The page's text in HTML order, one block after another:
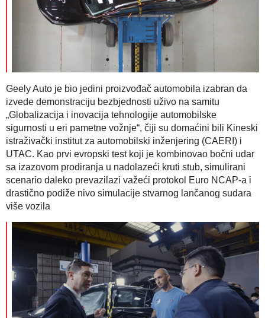
Geely Auto je bio jedini proizvođač automobila izabran da
izvede demonstraciju bezbjednosti uživo na samitu
„Globalizacija i inovacija tehnologije automobilske
sigurnosti u eri pametne vožnje“, čiji su domaćini bili Kineski
istraživački institut za automobilski inženjering (CAERI) i
UTAC. Kao prvi evropski test koji je kombinovao bočni udar
sa izazovom prodiranja u nadolazeći kruti stub, simulirani
scenario daleko prevazilazi važeći protokol Euro NCAP-a i
drastično podiže nivo simulacije stvarnog lančanog sudara
više vozila